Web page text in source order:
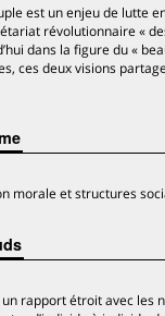
est un enjeu de lutte
révolutionnaire «
dans la figure du «
ces deux visions
morale et structures
rapport étroit avec les